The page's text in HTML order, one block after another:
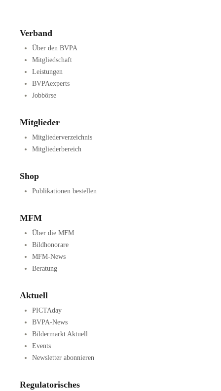
Verband
Über den BVPA
Mitgliedschaft
Leistungen
BVPAexperts
Jobbörse
Mitglieder
Mitgliederverzeichnis
Mitgliederbereich
Shop
Publikationen bestellen
MFM
Über die MFM
Bildhonorare
MFM-News
Beratung
Aktuell
PICTAday
BVPA-News
Bildermarkt Aktuell
Events
Newsletter abonnieren
Regulatorisches